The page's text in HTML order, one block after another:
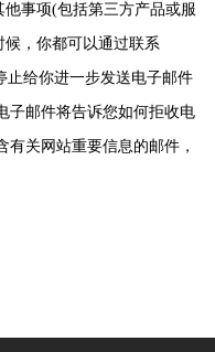
他事项(包括第三方产品或服
，你都可以通过联系
止给你进一步发送电子邮件
子邮件将告诉您如何拒收电
有关网站重要信息的邮件，